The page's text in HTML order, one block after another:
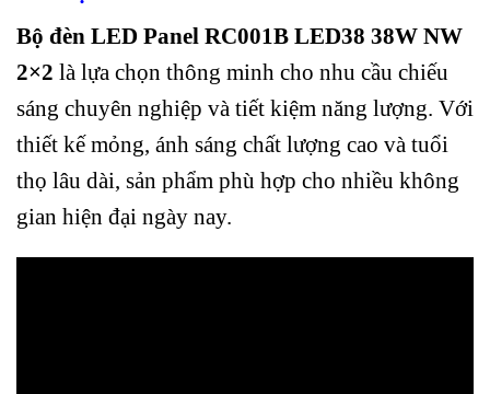
Bộ đèn LED Panel RC001B LED38 38W NW
2×2 là lựa chọn thông minh cho nhu cầu chiếu
sáng chuyên nghiệp và tiết kiệm năng lượng. Với
thiết kế mỏng, ánh sáng chất lượng cao và tuổi
thọ lâu dài, sản phẩm phù hợp cho nhiều không
gian hiện đại ngày nay.